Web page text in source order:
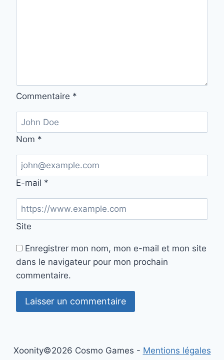
Commentaire *
Nom *
E-mail *
Site
Enregistrer mon nom, mon e-mail et mon site
dans le navigateur pour mon prochain
commentaire.
Xoonity©2026 Cosmo Games - Mentions légales